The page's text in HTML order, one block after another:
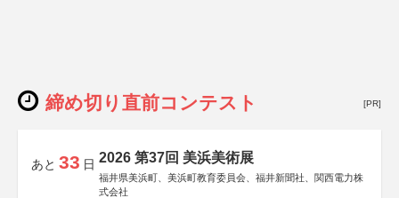
締め切り直前コンテスト [PR]
あと 33 日 2026 第37回 美浜美術展
福井県美浜町、美浜町教育委員会、福井新聞社、関西電力株
式会社